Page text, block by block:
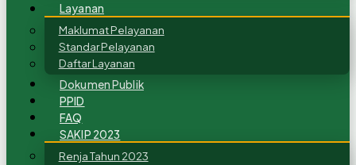
Layanan
Maklumat Pelayanan
Standar Pelayanan
Daftar Layanan
Dokumen Publik
PPID
FAQ
SAKIP 2023
Renja Tahun 2023